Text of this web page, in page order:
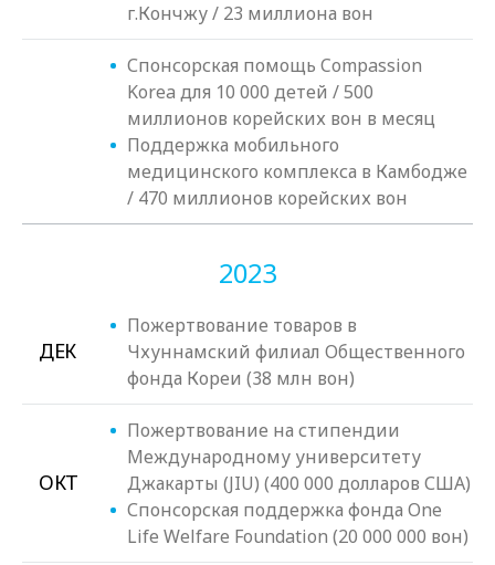
г.Кончжу / 23 миллиона вон
Спонсорская помощь Compassion
Korea для 10 000 детей / 500
миллионов корейских вон в месяц
Поддержка мобильного
медицинского комплекса в Камбодже
/ 470 миллионов корейских вон
2023
ДЕК
Пожертвование товаров в
Чхуннамский филиал Общественного
фонда Кореи (38 млн вон)
ОКТ
Пожертвование на стипендии
Международному университету
Джакарты (JIU) (400 000 долларов США)
Спонсорская поддержка фонда One
Life Welfare Foundation (20 000 000 вон)